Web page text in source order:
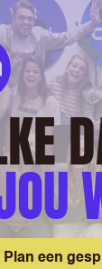
Plan een